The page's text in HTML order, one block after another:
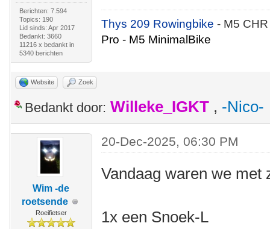
Berichten: 7.594
Topics: 190
Lid sinds: Apr 2017
Bedankt: 3660
11216 x bedankt in
5340 berichten
Thys 209 Rowingbike- M5
Pro - M5 MinimalBike
Website Zoek
Bedankt door: Willeke_IGKT , -Nico-
Wim -de
roetsende
Roeifietser
20-Dec-2025, 06:30 PM
Vandaag waren we met
1x een Snoek-L